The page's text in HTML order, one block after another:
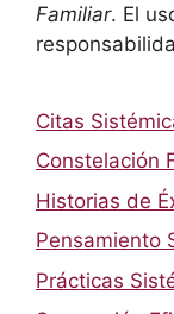
Familiar. El
Citas
Constelación
Historias de
Pensamiento
Prácticas